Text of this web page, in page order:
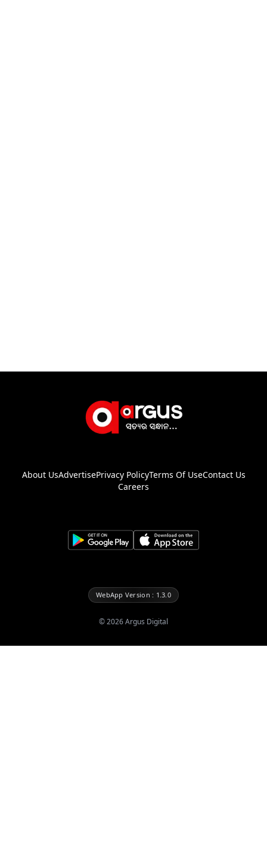
About UsAdvertisePrivacy PolicyTerms Of UseContact Us
Careers
WebApp Version : 1.3.0
©2026Argus Digital